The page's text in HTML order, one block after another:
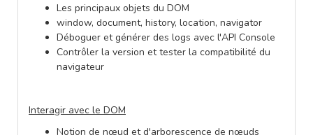
Les principaux objets du DOM
window, document, history, location, navigator
Déboguer et générer des logs avec l'API Console
Contrôler la version et tester la compatibilité du
navigateur
Interagir avec le DOM
Notion de nœud et d'arborescence de nœuds